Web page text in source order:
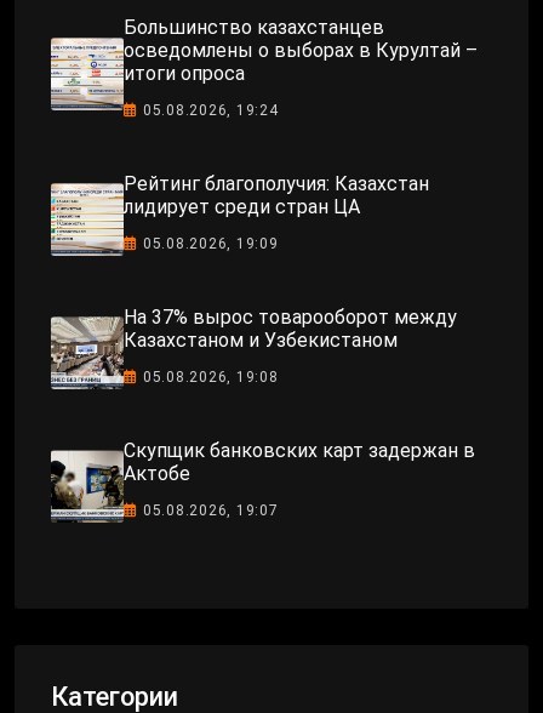
Большинство казахстанцев
осведомлены о выборах в Курултай –
итоги опроса
05.08.2026, 19:24
Рейтинг благополучия: Казахстан
лидирует среди стран ЦА
05.08.2026, 19:09
На 37% вырос товарооборот между
Казахстаном и Узбекистаном
05.08.2026, 19:08
Скупщик банковских карт задержан в
Актобе
05.08.2026, 19:07
Категории